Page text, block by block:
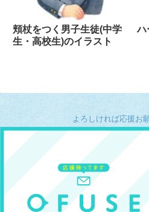
頬杖をつく男子生徒(中学
生・高校生)のイラスト
ハ
よろしければ応援お